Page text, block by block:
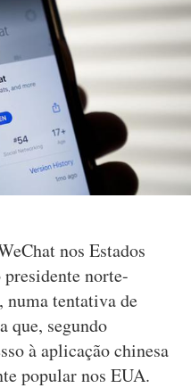
nos Estados
presidente norte-
numa tentativa de
que, segundo
à aplicação chinesa
popular nos EUA.